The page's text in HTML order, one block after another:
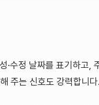
·수정 날짜를 표기하고,
주는 신호도 강력합니다.